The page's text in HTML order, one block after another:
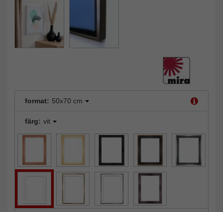
format: 50x70 cm
färg: vit